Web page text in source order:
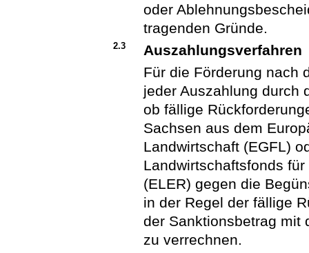
oder
tragenden Gründe.
2.3
Auszahlungsverfahren
Für die Förderung nach
jeder Auszahlung durch
ob fällige
Sachsen aus dem
Landwirtschaft (EGFL)
Landwirtschaftsfonds
(ELER) gegen die
in der Regel der fällige
der Sanktionsbetrag mit
zu verrechnen.